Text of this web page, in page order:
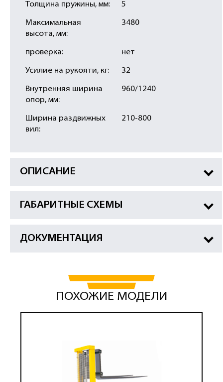
Толщина пружины, мм: 5
Максимальная
высота, мм:
3480
проверка: нет
Усилие на рукояти, кг: 32
Внутренняя ширина
опор, мм:
960/1240
Ширина раздвижных
вил:
210-800
ОПИСАНИЕ
ГАБАРИТНЫЕ СХЕМЫ
ДОКУМЕНТАЦИЯ
ПОХОЖИЕ МОДЕЛИ